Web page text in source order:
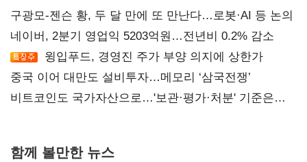
구광모-젠슨 황, 두 달 만에 또 만난다…로봇·AI 등 논의
네이버, 2분기 영업익 5203억원…전년비 0.2% 감소
윙입푸드, 경영진 주가 부양 의지에 상한가
중국 이어 대만도 설비투자…메모리 ‘삼국전쟁’
비트코인도 국가자산으로…'보관·평가·처분' 기준은
함께 볼만한 뉴스